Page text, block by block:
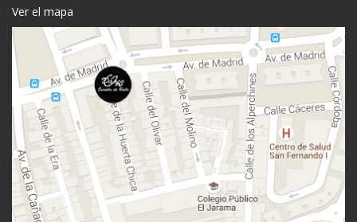
Ver el mapa